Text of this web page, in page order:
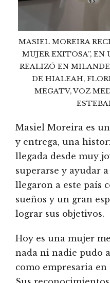
MASIEL MOREIRA
MUJER EXITOSA”, EN
REALIZÓ EN
DE HIALEAH,
MEGATV, VOZ
Masiel Moreira es
y entrega, una
llegada desde muy
superarse y ayudar
llegaron a este país
sueños y un gran
lograr sus objetivos.
Hoy es una mujer
nada ni nadie pudo
como empresaria